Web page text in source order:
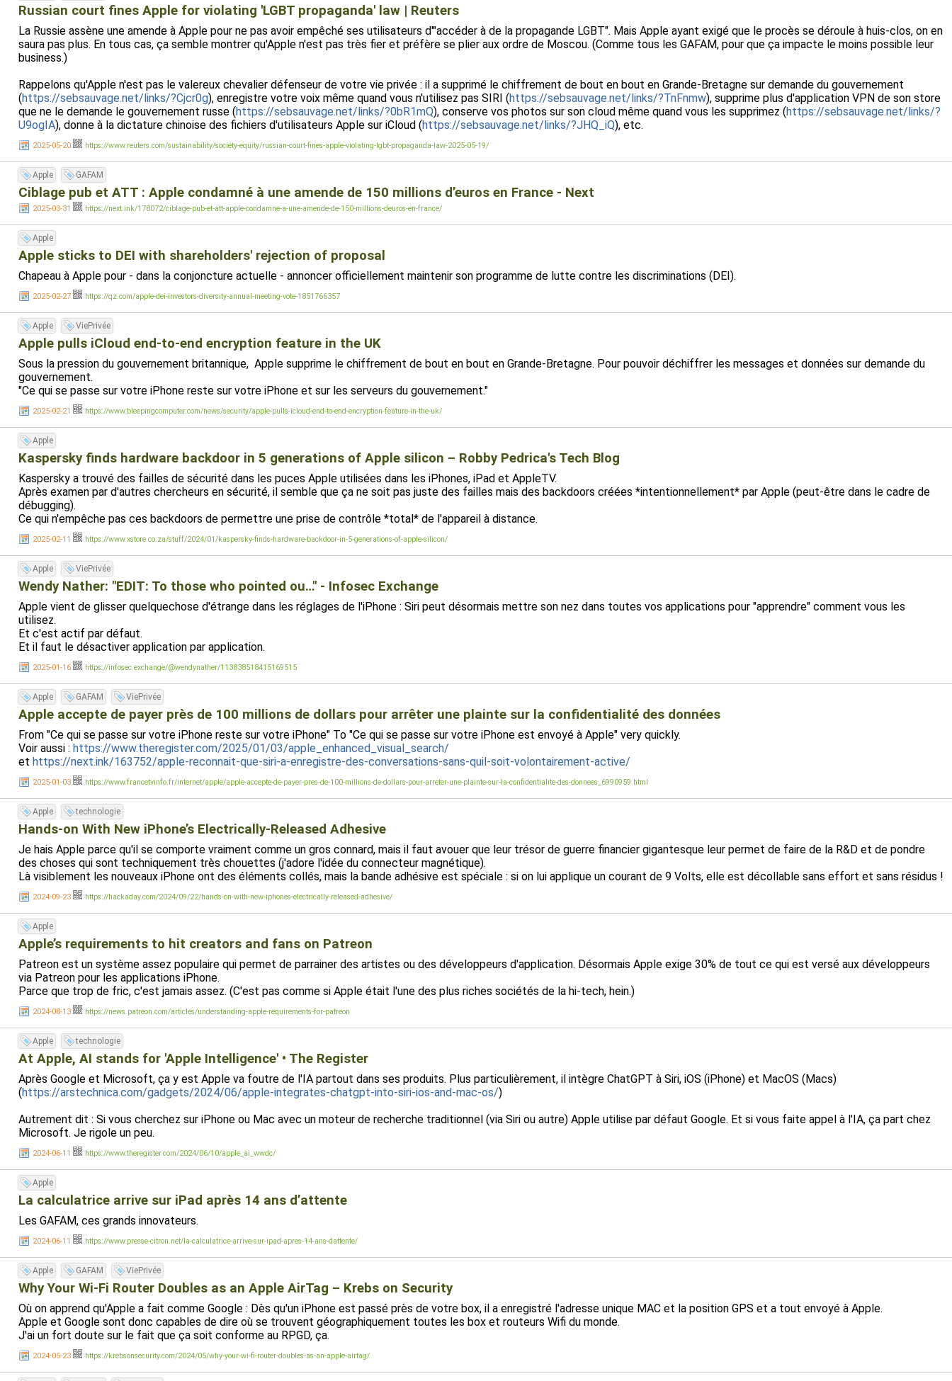
Russian court fines Apple for violating 'LGBT propaganda' law | Reuters
La Russie assène une amende à Apple pour ne pas avoir empêché ses utilisateurs d'"accéder à de la propagande LGBT". Mais Apple ayant exigé que le procès se déroule à huis-clos, on en
saura pas plus. En tous cas, ça semble montrer qu'Apple n'est pas très fier et préfère se plier aux ordre de Moscou. (Comme tous les GAFAM, pour que ça impacte le moins possible leur
business.)
Rappelons qu'Apple n'est pas le valereux chevalier défenseur de votre vie privée : il a supprimé le chiffrement de bout en bout en Grande-Bretagne sur demande du gouvernement
(https://sebsauvage.net/links/?Cjcr0g), enregistre votre voix même quand vous n'utilisez pas SIRI (https://sebsauvage.net/links/?TnFnmw), supprime plus d'application VPN de son store
que ne le demande le gouvernement russe (https://sebsauvage.net/links/?0bR1mQ), conserve vos photos sur son cloud même quand vous les supprimez (https://sebsauvage.net/links/?
U9ogIA), donne à la dictature chinoise des fichiers d'utilisateurs Apple sur iCloud (https://sebsauvage.net/links/?JHQ_iQ), etc.
2025-05-20 https://www.reuters.com/sustainability/society-equity/russian-court-fines-apple-violating-lgbt-propaganda-law-2025-05-19/
Apple GAFAM
Ciblage pub et ATT : Apple condamné à une amende de 150 millions d’euros en France - Next
2025-03-31 https://next.ink/178072/ciblage-pub-et-att-apple-condamne-a-une-amende-de-150-millions-deuros-en-france/
Apple
Apple sticks to DEI with shareholders' rejection of proposal
Chapeau à Apple pour - dans la conjoncture actuelle - annoncer officiellement maintenir son programme de lutte contre les discriminations (DEI).
2025-02-27 https://qz.com/apple-dei-investors-diversity-annual-meeting-vote-1851766357
Apple ViePrivée
Apple pulls iCloud end-to-end encryption feature in the UK
Sous la pression du gouvernement britannique, Apple supprime le chiffrement de bout en bout en Grande-Bretagne. Pour pouvoir déchiffrer les messages et données sur demande du
gouvernement.
"Ce qui se passe sur votre iPhone reste sur votre iPhone et sur les serveurs du gouvernement."
2025-02-21 https://www.bleepingcomputer.com/news/security/apple-pulls-icloud-end-to-end-encryption-feature-in-the-uk/
Apple
Kaspersky finds hardware backdoor in 5 generations of Apple silicon – Robby Pedrica's Tech Blog
Kaspersky a trouvé des failles de sécurité dans les puces Apple utilisées dans les iPhones, iPad et AppleTV.
Après examen par d'autres chercheurs en sécurité, il semble que ça ne soit pas juste des failles mais des backdoors créées *intentionnellement* par Apple (peut-être dans le cadre de
débugging).
Ce qui n'empêche pas ces backdoors de permettre une prise de contrôle *total* de l'appareil à distance.
2025-02-11 https://www.xstore.co.za/stuff/2024/01/kaspersky-finds-hardware-backdoor-in-5-generations-of-apple-silicon/
Apple ViePrivée
Wendy Nather: "EDIT: To those who pointed ou…" - Infosec Exchange
Apple vient de glisser quelquechose d'étrange dans les réglages de l'iPhone : Siri peut désormais mettre son nez dans toutes vos applications pour "apprendre" comment vous les
utilisez.
Et c'est actif par défaut.
Et il faut le désactiver application par application.
2025-01-16 https://infosec.exchange/@wendynather/113838518415169515
Apple GAFAM ViePrivée
Apple accepte de payer près de 100 millions de dollars pour arrêter une plainte sur la confidentialité des données
From "Ce qui se passe sur votre iPhone reste sur votre iPhone" To "Ce qui se passe sur votre iPhone est envoyé à Apple" very quickly.
Voir aussi : https://www.theregister.com/2025/01/03/apple_enhanced_visual_search/
et https://next.ink/163752/apple-reconnait-que-siri-a-enregistre-des-conversations-sans-quil-soit-volontairement-active/
2025-01-03 https://www.francetvinfo.fr/internet/apple/apple-accepte-de-payer-pres-de-100-millions-de-dollars-pour-arreter-une-plainte-sur-la-confidentialite-des-donnees_6990959.html
Apple technologie
Hands-on With New iPhone’s Electrically-Released Adhesive
Je hais Apple parce qu'il se comporte vraiment comme un gros connard, mais il faut avouer que leur trésor de guerre financier gigantesque leur permet de faire de la R&D et de pondre
des choses qui sont techniquement très chouettes (j'adore l'idée du connecteur magnétique).
Là visiblement les nouveaux iPhone ont des éléments collés, mais la bande adhésive est spéciale : si on lui applique un courant de 9 Volts, elle est décollable sans effort et sans résidus !
2024-09-23 https://hackaday.com/2024/09/22/hands-on-with-new-iphones-electrically-released-adhesive/
Apple
Apple’s requirements to hit creators and fans on Patreon
Patreon est un système assez populaire qui permet de parrainer des artistes ou des développeurs d'application. Désormais Apple exige 30% de tout ce qui est versé aux développeurs
via Patreon pour les applications iPhone.
Parce que trop de fric, c'est jamais assez. (C'est pas comme si Apple était l'une des plus riches sociétés de la hi-tech, hein.)
2024-08-13 https://news.patreon.com/articles/understanding-apple-requirements-for-patreon
Apple technologie
At Apple, AI stands for 'Apple Intelligence' • The Register
Après Google et Microsoft, ça y est Apple va foutre de l'IA partout dans ses produits. Plus particulièrement, il intègre ChatGPT à Siri, iOS (iPhone) et MacOS (Macs)
(https://arstechnica.com/gadgets/2024/06/apple-integrates-chatgpt-into-siri-ios-and-mac-os/)
Autrement dit : Si vous cherchez sur iPhone ou Mac avec un moteur de recherche traditionnel (via Siri ou autre) Apple utilise par défaut Google. Et si vous faite appel à l'IA, ça part chez
Microsoft. Je rigole un peu.
2024-06-11 https://www.theregister.com/2024/06/10/apple_ai_wwdc/
Apple
La calculatrice arrive sur iPad après 14 ans d’attente
Les GAFAM, ces grands innovateurs.
2024-06-11 https://www.presse-citron.net/la-calculatrice-arrive-sur-ipad-apres-14-ans-dattente/
Apple GAFAM ViePrivée
Why Your Wi-Fi Router Doubles as an Apple AirTag – Krebs on Security
Où on apprend qu'Apple a fait comme Google : Dès qu'un iPhone est passé près de votre box, il a enregistré l'adresse unique MAC et la position GPS et a tout envoyé à Apple.
Apple et Google sont donc capables de dire où se trouvent géographiquement toutes les box et routeurs Wifi du monde.
J'ai un fort doute sur le fait que ça soit conforme au RPGD, ça.
2024-05-23 https://krebsonsecurity.com/2024/05/why-your-wi-fi-router-doubles-as-an-apple-airtag/